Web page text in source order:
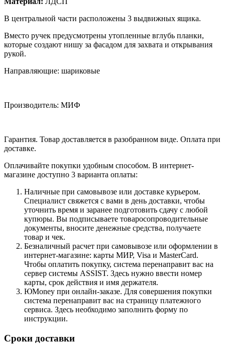
В центральной части расположены 3 выдвижных ящика.
Вместо ручек предусмотрены утопленные вглубь планки,
которые создают нишу за фасадом для захвата и открывания
рукой.
Направляющие: шариковые
Производитель: МИФ
Гарантия. Товар доставляется в разобранном виде. Оплата при
доставке.
Оплачивайте покупки удобным способом. В интернет-
магазине доступно 3 варианта оплаты:
Наличные при самовывозе или доставке курьером.
Специалист свяжется с вами в день доставки, чтобы
уточнить время и заранее подготовить сдачу с любой
купюры. Вы подписываете товаросопроводительные
документы, вносите денежные средства, получаете
товар и чек.
Безналичный расчет при самовывозе или оформлении в
интернет-магазине: карты МИР, Visa и MasterCard.
Чтобы оплатить покупку, система перенаправит вас на
сервер системы ASSIST. Здесь нужно ввести номер
карты, срок действия и имя держателя.
ЮMoney при онлайн-заказе. Для совершения покупки
система перенаправит вас на страницу платежного
сервиса. Здесь необходимо заполнить форму по
инструкции.
Сроки доставки